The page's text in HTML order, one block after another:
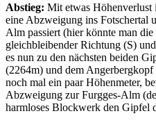
Abstieg: Mit etwas Höhenverlust
eine Abzweigung ins Fotschertal
Alm passiert (hier könnte man
gleichbleibender Richtung (S)
es nun zu den nächsten beiden
(2264m) und dem
noch mal ein paar Höhenmeter,
Abzweigung zur Furgges-Alm
harmloses Blockwerk den Gipfel